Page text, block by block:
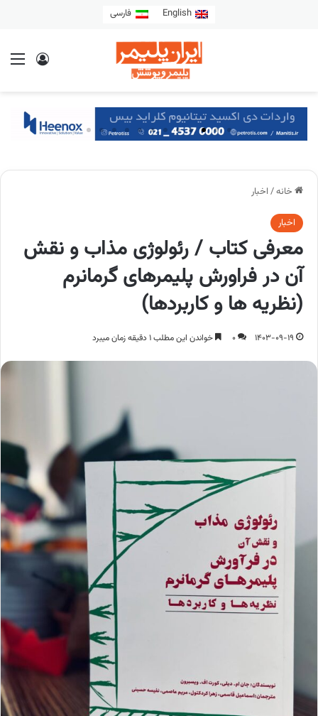
English فارسی
خانه/ اخبار
اخبار
معرفی کتاب / رئولوژی مذاب و نقش
آن در فراورش پلیمرهای گرمانرم
(نظریه ها و کاربردها)
1403-09-19
0 خواندن این مطلب 1 دقیقه زمان میبرد